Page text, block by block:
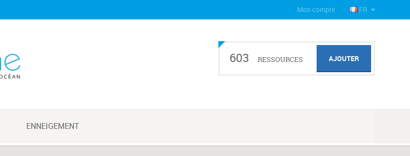
FR
Mon compte
603 RESSOURCES AJOUTER
ENNEIGEMENT